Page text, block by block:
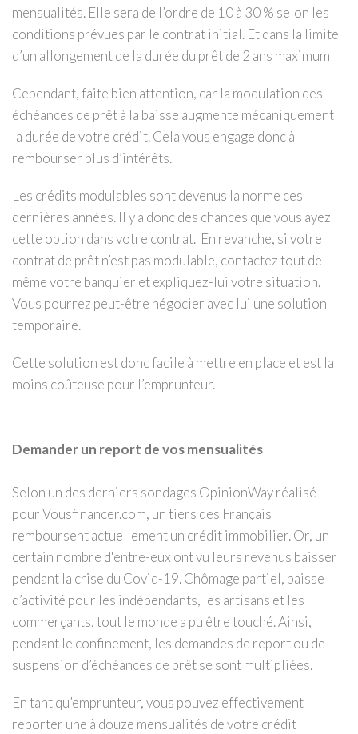
mensualités. Elle sera de l’ordre de 10 à 30 % selon les
conditions prévues par le contrat initial. Et dans la limite
d’un allongement de la durée du prêt de 2 ans maximum
Cependant, faite bien attention, car la modulation des
échéances de prêt à la baisse augmente mécaniquement
la durée de votre crédit. Cela vous engage donc à
rembourser plus d’intérêts.
Les crédits modulables sont devenus la norme ces
dernières années. Il y a donc des chances que vous ayez
cette option dans votre contrat. En revanche, si votre
contrat de prêt n’est pas modulable, contactez tout de
même votre banquier et expliquez-lui votre situation.
Vous pourrez peut-être négocier avec lui une solution
temporaire.
Cette solution est donc facile à mettre en place et est la
moins coûteuse pour l’emprunteur.
Demander un report de vos mensualités
Selon un des derniers sondages OpinionWay réalisé
pour Vousfinancer.com, un tiers des Français
remboursent actuellement un crédit immobilier. Or, un
certain nombre d'entre-eux ont vu leurs revenus baisser
pendant la crise du Covid-19. Chômage partiel, baisse
d’activité pour les indépendants, les artisans et les
commerçants, tout le monde a pu être touché. Ainsi,
pendant le confinement, les demandes de report ou de
suspension d’échéances de prêt se sont multipliées.
En tant qu’emprunteur, vous pouvez effectivement
reporter une à douze mensualités de votre crédit